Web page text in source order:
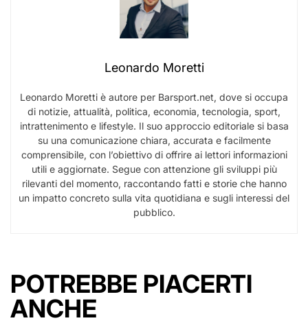
Leonardo Moretti
Leonardo Moretti è autore per Barsport.net, dove si occupa
di notizie, attualità, politica, economia, tecnologia, sport,
intrattenimento e lifestyle. Il suo approccio editoriale si basa
su una comunicazione chiara, accurata e facilmente
comprensibile, con l’obiettivo di offrire ai lettori informazioni
utili e aggiornate. Segue con attenzione gli sviluppi più
rilevanti del momento, raccontando fatti e storie che hanno
un impatto concreto sulla vita quotidiana e sugli interessi del
pubblico.
POTREBBE PIACERTI
ANCHE